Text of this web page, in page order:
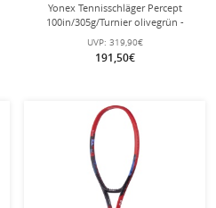
Yonex Tennisschläger Percept
100in/305g/Turnier olivegrün -
unbesaitet -
UVP: 319,90€
191,50€